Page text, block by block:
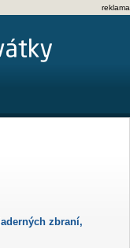
reklama
zbraní,